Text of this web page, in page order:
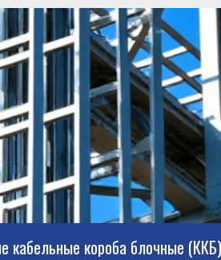
кабельные короба блочные (ККБ)